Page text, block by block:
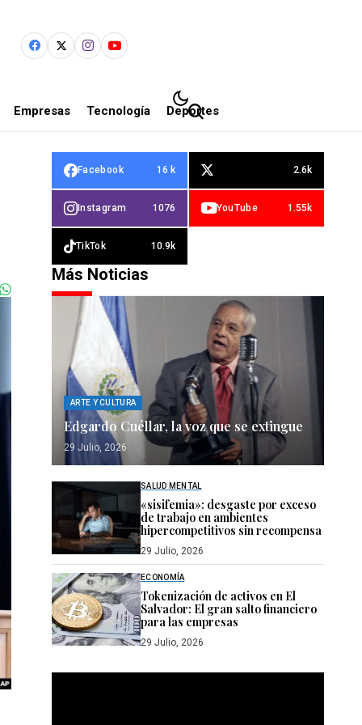
Empresas Tecnología Deportes
Facebook 16 k 2.6k
Instagram 1076 YouTube 1.55k
TikTok 10.9k
Más Noticias
ARTE Y CULTURA
Edgardo Cuéllar, la voz que se extingue
29 Julio, 2026
SALUD MENTAL
«sisifemia»: desgaste por exceso
de trabajo en ambientes
hipercompetitivos sin recompensa
29 Julio, 2026
ECONOMÍA
Tokenización de activos en El
Salvador: El gran salto financiero
para las empresas
29 Julio, 2026